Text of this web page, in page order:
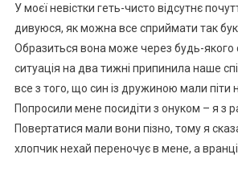
У моєї невістки геть-чисто відсутнє
дивуюся, як можна все сприймати так
Образиться вона може через будь-якого
ситуація на два тижні припинила наше
все з того, що син із дружиною мали піти
Попросили мене посидіти з онуком – я з
Повертатися мали вони пізно, тому я
хлопчик нехай переночує в мене, а вранці